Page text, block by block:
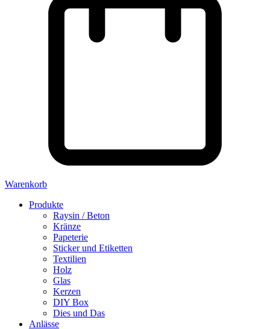
Warenkorb
Produkte
Raysin / Beton
Kränze
Papeterie
Sticker und Etiketten
Textilien
Holz
Glas
Kerzen
DIY Box
Dies und Das
Anlässe